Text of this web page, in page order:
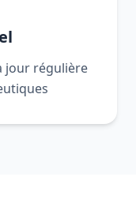
jour régulière